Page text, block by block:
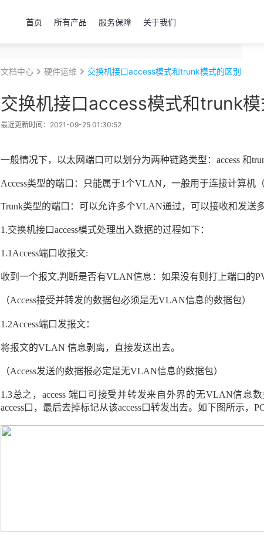
首页 所有产品 服务保障 关于我们
文档中心 硬件运维 交换机接口access模式和trunk模式的区别
交换机接口access模式和trunk模
最近更新时间：2021-09-25 01:30:52
一般情况下，以太网端口可以划分为两种链路类型： access 和
Access类型的端口：只能属于1个VLAN，一般用于连接计算机
Trunk类型的端口：可以允许多个VLAN通过，可以接收和发送
1.交换机接口access模式处理出入数据的过程如下：
1.1 Access端口收报文:
收到一个报文,判断是否有VLAN信息：如果没有则打上端口的
（Access接受并转发的数据包必须是无VLAN信息的数据包）
1.2Access端口发报文：
将报文的VLAN 信息剥离，直接发送出去。
（Access发送的数据报必定是无VLAN信息的数据包）
1.3总之， access 端口可接受并转发来自外界的无VLAN信息
access口，最后去掉标记从该access口转发出去。如下图所示，